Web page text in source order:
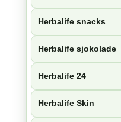
Herbalife snacks
Herbalife sjokolade
Herbalife 24
Herbalife Skin